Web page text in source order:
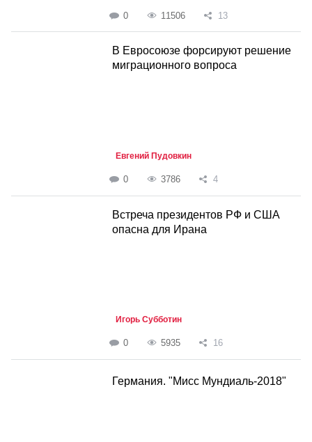
0 11506 13
В Евросоюзе форсируют решение
миграционного вопроса
Евгений Пудовкин
0 3786 4
Встреча президентов РФ и США
опасна для Ирана
Игорь Субботин
0 5935 16
Германия. "Мисс Мундиаль-2018"